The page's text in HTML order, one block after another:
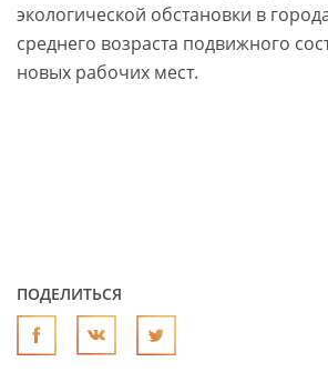
экологической обстановки в
среднего возраста подвижного
новых рабочих мест.
ПОДЕЛИТЬСЯ